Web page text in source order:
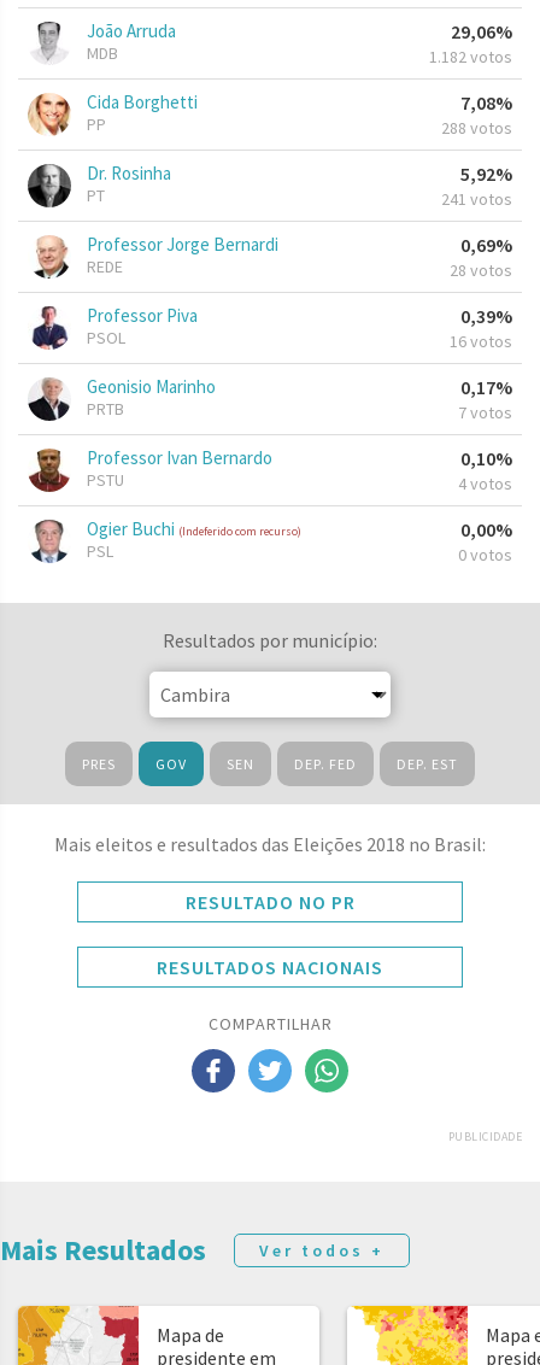
João Arruda
MDB
29,06%
1.182 votos
Cida Borghetti
PP
7,08%
288 votos
Dr. Rosinha
PT
5,92%
241 votos
Professor Jorge Bernardi
REDE
0,69%
28 votos
Professor Piva
PSOL
0,39%
16 votos
Geonisio Marinho
PRTB
0,17%
7 votos
Professor Ivan Bernardo
PSTU
0,10%
4 votos
Ogier Buchi (Indeferido com recurso)
PSL
0,00%
0 votos
Resultados por município:
PRES GOV SEN DEP. FED DEP. EST
Mais eleitos e resultados das Eleições 2018 no Brasil:
RESULTADO NO PR
RESULTADOS NACIONAIS
COMPARTILHAR
PUBLICIDADE
Mais Resultados Ver todos +
Mapa de
presidente em
Mapa